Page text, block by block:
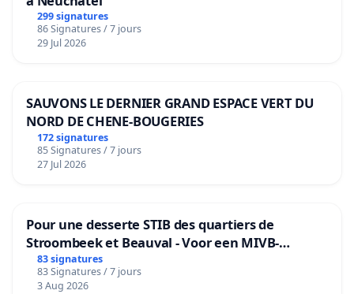
299 signatures
86 Signatures / 7 jours
29 Jul 2026
SAUVONS LE DERNIER GRAND ESPACE VERT DU
NORD DE CHENE-BOUGERIES
172 signatures
85 Signatures / 7 jours
27 Jul 2026
Pour une desserte STIB des quartiers de
Stroombeek et Beauval - Voor een MIVB-
bediening van de wijken Strombeek en Het
Voor
83 signatures
83 Signatures / 7 jours
3 Aug 2026